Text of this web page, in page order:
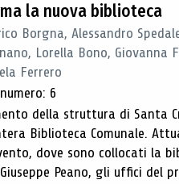
la nuova biblioteca
Borgna, Alessandro
Lorella Bono, Giovanna
Ferrero
6
della struttura di Santa
Biblioteca Comunale.
dove sono collocati la
Peano, gli uffici del